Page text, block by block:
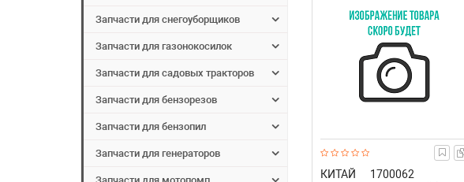
Запчасти для снегоуборщиков
Запчасти для газонокосилок
Запчасти для садовых тракторов
Запчасти для бензорезов
Запчасти для бензопил
Запчасти для генераторов
КИТАЙ 1700062